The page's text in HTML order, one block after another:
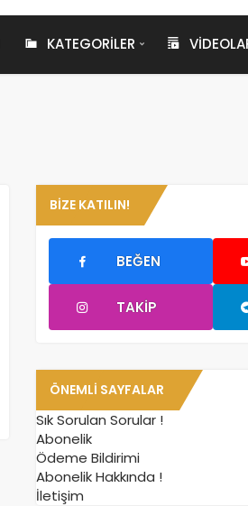
KATEGORILER
BIZE KATILIN!
BEĞEN
TAKIP
ÖNEMLI SAYFALAR
Sık Sorulan Sorular !
Abonelik
Ödeme Bildirimi
Abonelik Hakkında !
İletişim